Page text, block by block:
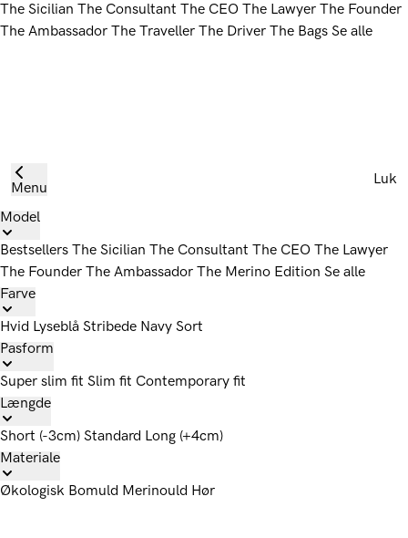
The Sicilian The Consultant The CEO The Lawyer The Founder
The Ambassador The Traveller The Driver The Bags Se alle
Menu
Luk
Model
Bestsellers The Sicilian The Consultant The CEO The Lawyer
The Founder The Ambassador The Merino Edition Se alle
Farve
Hvid Lyseblå Stribede Navy Sort
Pasform
Super slim fit Slim fit Contemporary fit
Længde
Short (-3cm) Standard Long (+4cm)
Materiale
Økologisk Bomuld Merinould Hør